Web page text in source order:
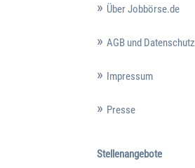
Über Jobbörse.de
AGB und Datenschutz
Impressum
Presse
Stellenangebote